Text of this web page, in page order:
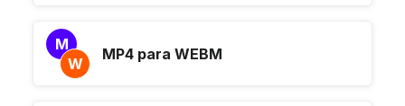
M
W
MP4 para WEBM